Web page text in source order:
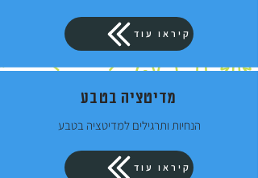
קיראו עוד
מדיטציה בטבע
הנחיות ותרגילים למדיטציה בטבע
קיראו עוד